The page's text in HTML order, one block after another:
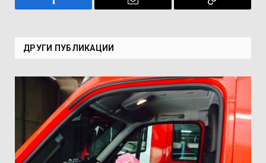
Facebook Имейл
Копирай
ДРУГИ ПУБЛИКАЦИИ